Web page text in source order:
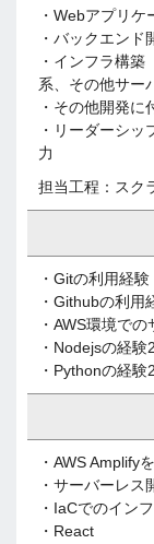
・Webアプリ
・バックエンド
・インフラ構
系、その他サー
・その他開発に
・リーダーシ
力
担当工程：スク
・Gitの利用経験
・Githubの利用
・AWS環境で
・Nodejsの経験
・Pythonの経験
・AWS Amplify
・サーバーレス
・IaCでのイン
・React